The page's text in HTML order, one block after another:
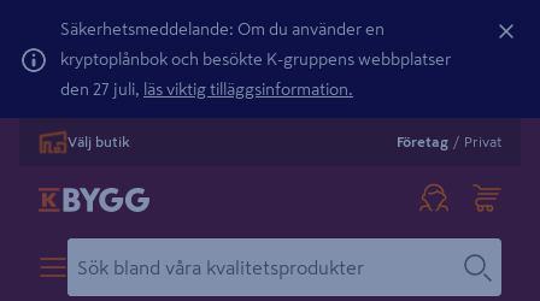
Säkerhetsmeddelande: Om du använder en
kryptoplånbok och besökte K-gruppens webbplatser
den 27 juli, läs viktig tilläggsinformation.
Välj butik Företag / Privat